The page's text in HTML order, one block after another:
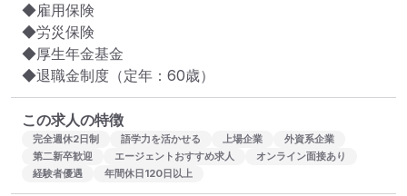
◆雇用保険
◆労災保険
◆厚生年金基金
◆退職金制度（定年：60歳）
この求人の特徴
完全週休2日制 語学力を活かせる 上場企業
外資系企業
第二新卒歓迎
エージェントおすすめ求人
オンライン面接あり
経験者優遇
年間休日120日以上